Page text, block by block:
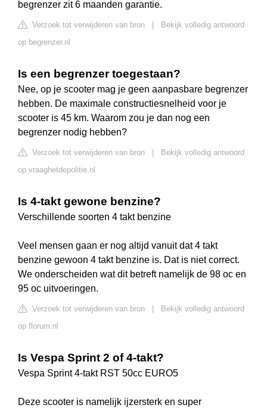
begrenzer zit 6 maanden garantie.
Verzoek tot verwijderen van bron
Bekijk volledig antwoord
op begrenzer.nl
Is een begrenzer toegestaan?
Nee, op je scooter mag je geen aanpasbare begrenzer
hebben. De maximale constructiesnelheid voor je
scooter is 45 km. Waarom zou je dan nog een
begrenzer nodig hebben?
Verzoek tot verwijderen van bron
Bekijk volledig antwoord
op vraaghetdepolitie.nl
Is 4-takt gewone benzine?
Verschillende soorten 4 takt benzine
Veel mensen gaan er nog altijd vanuit dat 4 takt
benzine gewoon 4 takt benzine is. Dat is niet correct.
We onderscheiden wat dit betreft namelijk de 98 oc en
95 oc uitvoeringen.
Verzoek tot verwijderen van bron
Bekijk volledig antwoord
op florum.nl
Is Vespa Sprint 2 of 4-takt?
Vespa Sprint 4-takt RST 50cc EURO5
Deze scooter is namelijk ijzersterk en super